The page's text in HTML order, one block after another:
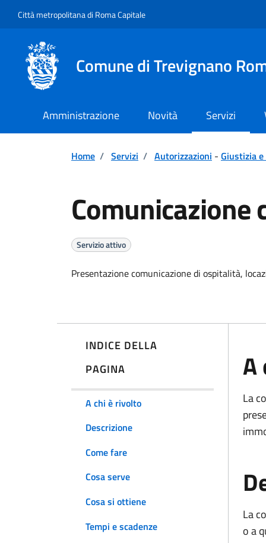
Città metropolitana di Roma Capitale
Comune di Trevignano
Amministrazione Novità Servizi
Home / Servizi / Autorizzazioni - Giustizia
Comunicazione
Servizio attivo
Presentazione comunicazione di ospitalità,
INDICE DELLA
PAGINA
A chi è rivolto
Descrizione
Come fare
Cosa serve
Cosa si ottiene
Tempi e scadenze
A
La
La
o a